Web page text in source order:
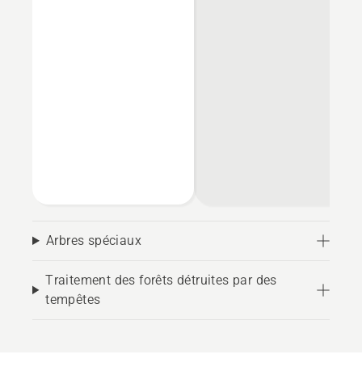
Arbres spéciaux
Traitement des forêts détruites par des
tempêtes